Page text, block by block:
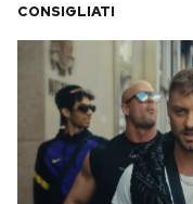
CONSIGLIATI